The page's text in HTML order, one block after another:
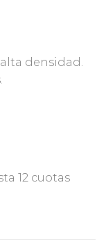
densidad.
12 cuotas